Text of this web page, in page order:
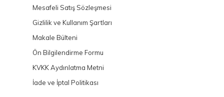
Mesafeli Satış Sözleşmesi
Gizlilik ve Kullanım Şartları
Makale Bülteni
Ön Bilgilendirme Formu
KVKK Aydınlatma Metni
İade ve İptal Politikası